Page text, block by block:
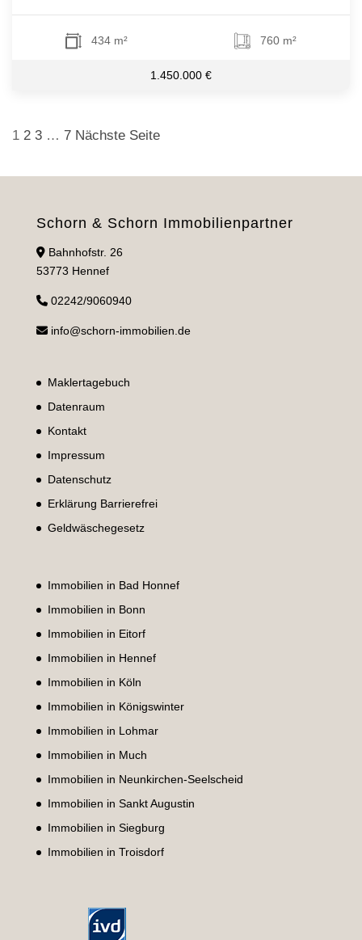
434 m² 760 m²
1.450.000 €
Seitennummerierung
der
1 2 3 … 7 Nächste Seite
Schorn & Schorn Immobilienpartner
Bahnhofstr. 26
53773 Hennef
02242/9060940
info@schorn-immobilien.de
Maklertagebuch
Datenraum
Kontakt
Impressum
Datenschutz
Erklärung Barrierefrei
Geldwäschegesetz
Immobilien in Bad Honnef
Immobilien in Bonn
Immobilien in Eitorf
Immobilien in Hennef
Immobilien in Köln
Immobilien in Königswinter
Immobilien in Lohmar
Immobilien in Much
Immobilien in Neunkirchen-Seelscheid
Immobilien in Sankt Augustin
Immobilien in Siegburg
Immobilien in Troisdorf